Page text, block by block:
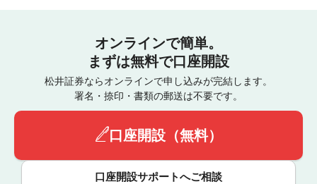
オンラインで簡単。
まずは無料で口座開設
松井証券ならオンラインで申し込みが完結します。
署名・捺印・書類の郵送は不要です。
口座開設（無料）
口座開設サポートへご相談